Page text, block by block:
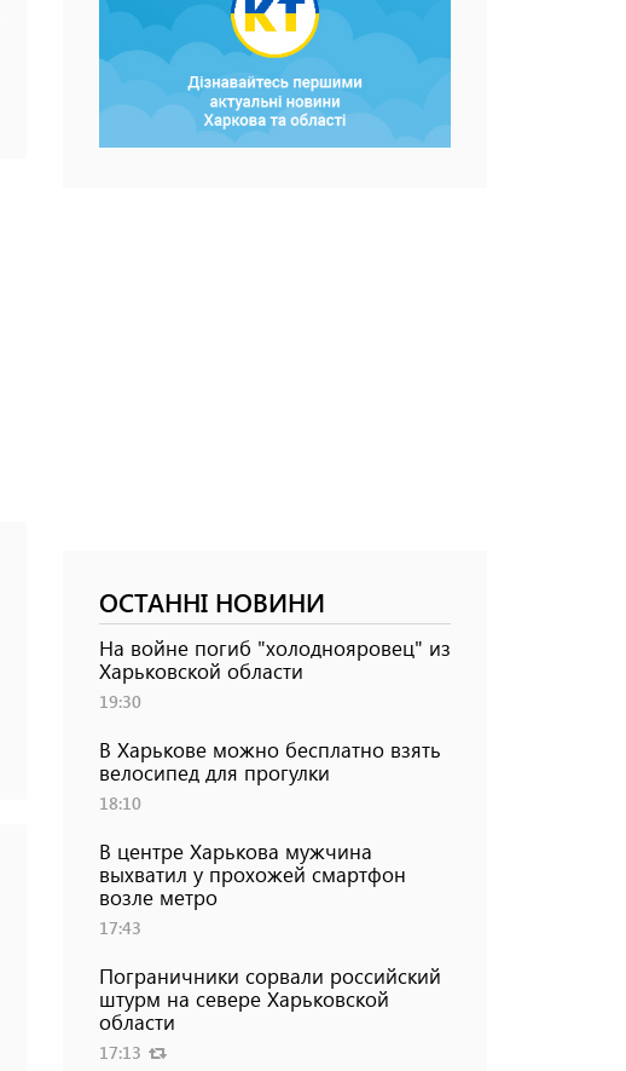
ОСТАННІ НОВИНИ
На войне погиб "холоднояровец" из
Харьковской области
19:30
В Харькове можно бесплатно взять
велосипед для прогулки
18:10
В центре Харькова мужчина
выхватил у прохожей смартфон
возле метро
17:43
Пограничники сорвали российский
штурм на севере Харьковской
области
17:13